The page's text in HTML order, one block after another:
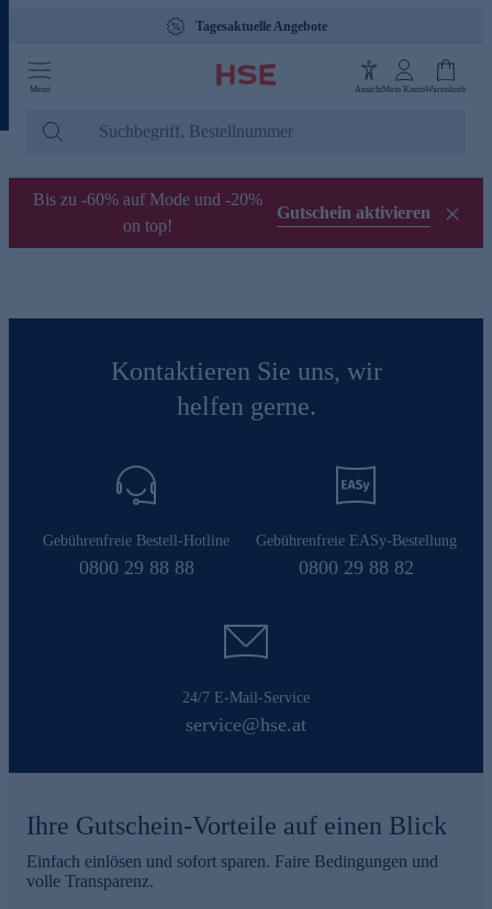
Tagesaktuelle Angebote
Menü AnsichtMein KontoWarenkorb
Bis zu -60% auf Mode und -20%
on top!
Gutschein aktivieren
Kontaktieren Sie uns, wir
helfen gerne.
Gebührenfreie Bestell-Hotline
0800 29 88 88
Gebührenfreie EASy-Bestellung
0800 29 88 82
24/7 E-Mail-Service
service@hse.at
Ihre Gutschein-Vorteile auf einen Blick
Einfach einlösen und sofort sparen. Faire Bedingungen und
volle Transparenz.